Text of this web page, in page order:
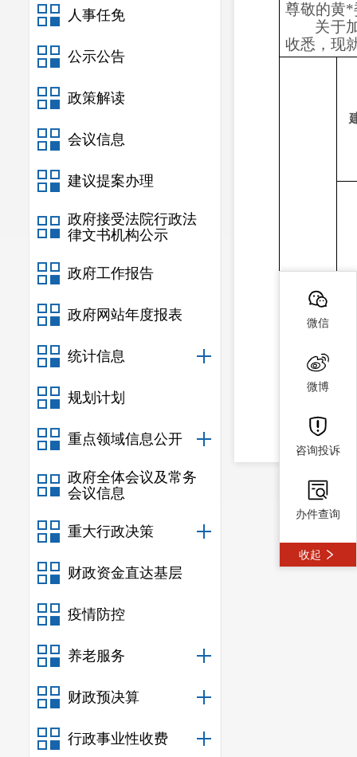
人事任免
公示公告
政策解读
会议信息
建议提案办理
政府接受法院行政法
律文书机构公示
政府工作报告
政府网站年度报表
统计信息
规划计划
重点领域信息公开
政府全体会议及常务
会议信息
重大行政决策
财政资金直达基层
疫情防控
养老服务
财政预决算
行政事业性收费
尊敬的黄*
关于
收悉，现
微信
微博
咨询投诉
办件查询
收起